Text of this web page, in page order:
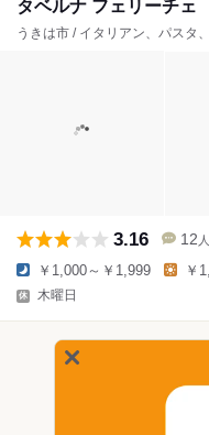
タベルナ フェリーチェ
うきは市 / イタリアン、パスタ
3.16 12 人
￥1,000～￥1,999 ￥
木曜日